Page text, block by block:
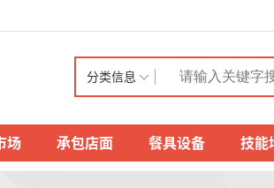
分类信息
场 承包店面 餐具设备 技能